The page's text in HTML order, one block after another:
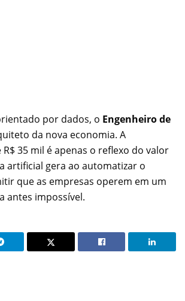
por dados, o Engenheiro de
da nova economia. A
35 mil é apenas o reflexo do valor
artificial gera ao automatizar o
que as empresas operem em um
antes impossível.